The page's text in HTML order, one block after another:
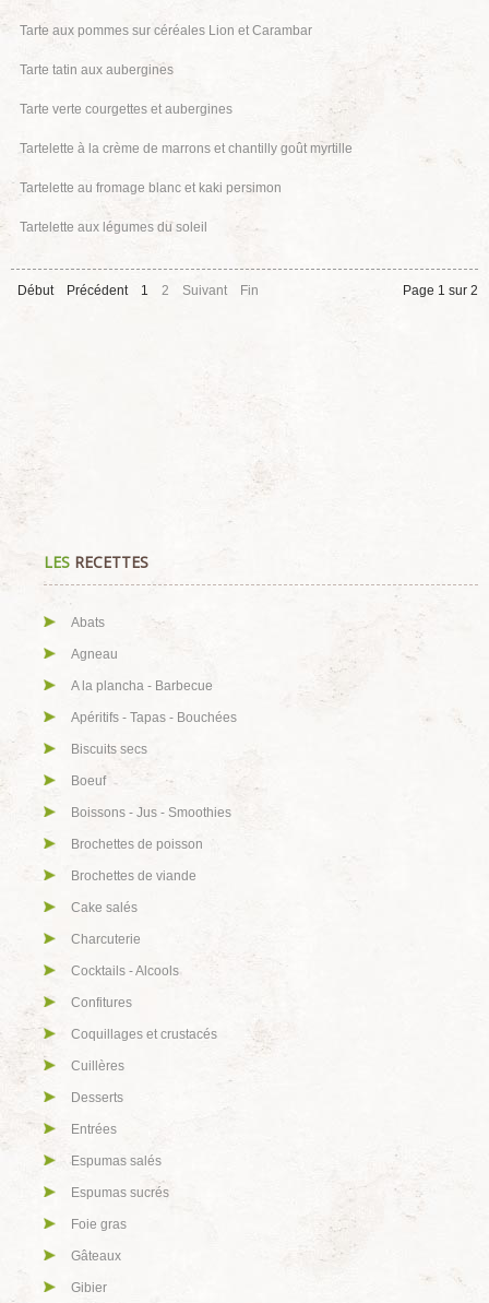
Tarte aux pommes sur céréales Lion et Carambar
Tarte tatin aux aubergines
Tarte verte courgettes et aubergines
Tartelette à la crème de marrons et chantilly goût myrtille
Tartelette au fromage blanc et kaki persimon
Tartelette aux légumes du soleil
Page 1 sur 2
Début Précédent 1 2 Suivant Fin
LES RECETTES
Abats
Agneau
A la plancha - Barbecue
Apéritifs - Tapas - Bouchées
Biscuits secs
Boeuf
Boissons - Jus - Smoothies
Brochettes de poisson
Brochettes de viande
Cake salés
Charcuterie
Cocktails - Alcools
Confitures
Coquillages et crustacés
Cuillères
Desserts
Entrées
Espumas salés
Espumas sucrés
Foie gras
Gâteaux
Gibier